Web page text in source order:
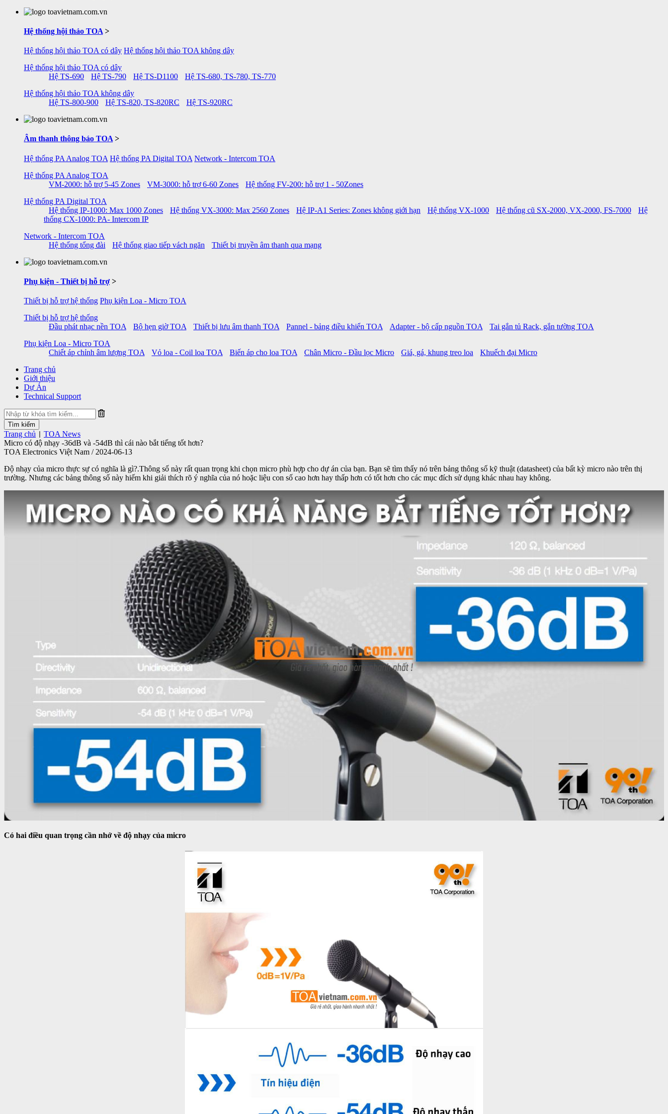
Hệ thống hội thảo TOA >
Hệ thống hội thảo TOA có dây Hệ thống hội thảo TOA không dây
Hệ thống hội thảo TOA có dây
Hệ TS-690
Hệ TS-790 Hệ TS-D1100
Hệ TS-680, TS-780, TS-770
Hệ thống hội thảo TOA không dây
Hệ TS-800-900
Hệ TS-820, TS-820RC Hệ TS-920RC
Âm thanh thông báo TOA >
Hệ thống PA Analog TOA Hệ thống PA Digital TOA Network - Intercom TOA
Hệ thống PA Analog TOA
VM-2000: hỗ trợ 5-45 Zones
VM-3000: hỗ trợ 6-60 Zones
Hệ thống FV-200: hỗ trợ 1 - 50Zones
Hệ thống PA Digital TOA
Hệ thống IP-1000: Max 1000 Zones
Hệ thống VX-3000: Max 2560 Zones Hệ IP-A1 Series: Zones không giới hạn Hệ thống VX-1000 Hệ thống cũ SX-2000, VX-2000, FS-7000
Hệ
thống CX-1000: PA- Intercom IP
Network - Intercom TOA
Hệ thống tổng đài
Hệ thống giao tiếp vách ngăn Thiết bị truyền âm thanh qua mạng
Phụ kiện - Thiết bị hỗ trợ >
Thiết bị hỗ trợ hệ thống Phụ kiện Loa - Micro TOA
Thiết bị hỗ trợ hệ thống
Đầu phát nhạc nền TOA
Bộ hẹn giờ TOA Thiết bị lưu âm thanh TOA Pannel - bảng điều khiển TOA Adapter - bộ cấp nguồn TOA
Tai gắn tủ Rack, gắn tường TOA
Phụ kiện Loa - Micro TOA
Chiết áp chỉnh âm lượng TOA
Vỏ loa - Coil loa TOA Biến áp cho loa TOA Chân Micro - Đầu lọc Micro Giá, gá, khung treo loa
Khuếch đại Micro
Trang chủ
Giới thiệu
Dự Án
Technical Support
Trang chủ
TOA News
Micro có độ nhạy -36dB và -54dB thì cái nào bắt tiếng tốt hơn?
TOA Electronics Việt Nam / 2024-06-13
Độ nhạy của micro thực sự có nghĩa là gì?.Thông số này rất quan trọng khi chọn micro phù hợp cho dự án của bạn. Bạn sẽ tìm thấy nó trên bảng thông số kỹ thuật (datasheet) của bất kỳ micro nào trên thị
trường. Nhưng các bảng thông số này hiếm khi giải thích rõ ý nghĩa của nó hoặc liệu con số cao hơn hay thấp hơn có tốt hơn cho các mục đích sử dụng khác nhau hay không.
Có hai điều quan trọng cần nhớ về độ nhạy của micro